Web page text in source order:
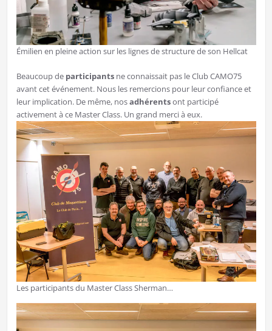
Émilien en pleine action sur les lignes de structure de son Hellcat
Beaucoup de participantsne connaissait pas le Club CAMO75
avant cet événement. Nous les remercions pour leur confiance et
leur implication. De même, nosadhérentsont participé
activement à ce Master Class. Un grand merci à eux.
Les participants du Master Class Sherman…